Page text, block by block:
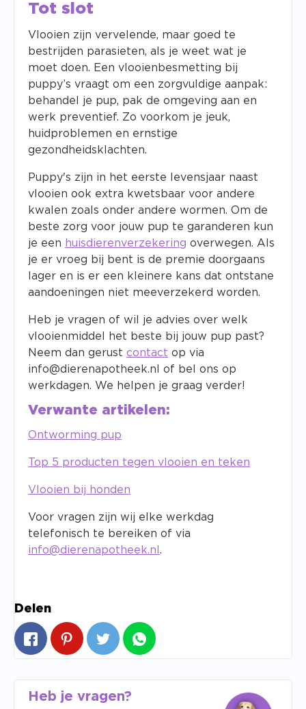
Tot slot
Vlooien zijn vervelende, maar goed te
bestrijden parasieten, als je weet wat je
moet doen. Een vlooienbesmetting bij
puppy’s vraagt om een zorgvuldige aanpak:
behandel je pup, pak de omgeving aan en
werk preventief. Zo voorkom je jeuk,
huidproblemen en ernstige
gezondheidsklachten.
Puppy's zijn in het eerste levensjaar naast
vlooien ook extra kwetsbaar voor andere
kwalen zoals onder andere wormen. Om de
beste zorg voor jouw pup te garanderen kun
je een huisdierenverzekering overwegen. Als
je er vroeg bij bent is de premie doorgaans
lager en is er een kleinere kans dat ontstane
aandoeningen niet meeverzekerd worden.
Heb je vragen of wil je advies over welk
vlooienmiddel het beste bij jouw pup past?
Neem dan gerust contact op via
info@dierenapotheek.nl
of bel ons op
werkdagen. We helpen je graag verder!
Verwante artikelen:
Ontworming pup
Top 5 producten tegen vlooien en teken
Vlooien bij honden
Voor vragen zijn wij elke werkdag
telefonisch te bereiken of via
info@dierenapotheek.nl .
Delen
Heb je vragen?